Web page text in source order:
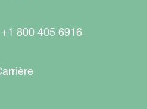
800 405 6916